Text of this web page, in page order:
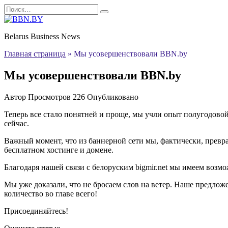
Перейти
к
Search
for:
Belarus Business News
Главная страница » Мы усовершенствовали BBN.by
Мы усовершенствовали BBN.by
Автор Просмотров 226 Опубликовано
Теперь все стало понятней и проще, мы учли опыт
сейчас.
Важный момент, что из баннерной сети мы, фактически,
бесплатном хостинге и домене.
Благодаря нашей связи с белоруским bigmir.net мы имеем
Мы уже доказали, что не бросаем слов на ветер. Наше
количество во главе всего!
Присоединяйтесь!